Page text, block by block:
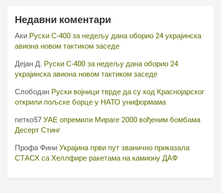
Недавни коментари
Аки Руски С-400 за недељу дана оборио 24 украјинска
авиона новом тактиком заседе
Дејан Д. Руски С-400 за недељу дана оборио 24
украјинска авиона новом тактиком заседе
Слободан Руски војници тврде да су код Краснојарског
открили пољске борце у НАТО униформама
петко57 УАЕ опремили Мираге 2000 вођеним бомбама
Десерт Стинг
Профа Фини Украјина први пут званично приказала
СТАСХ са Хеллфире ракетама на камиону ДАФ